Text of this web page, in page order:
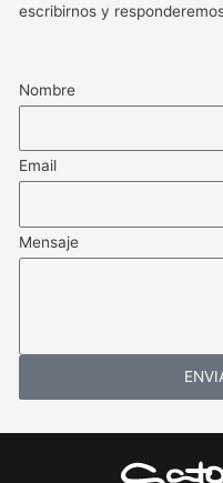
escribirnos y
Nombre
Email
Mensaje